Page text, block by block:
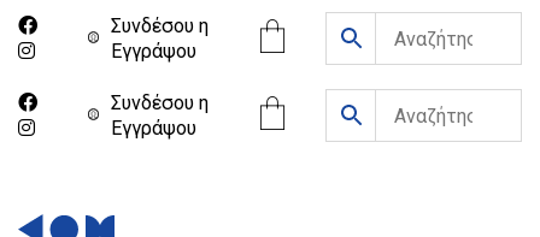
Συνδέσου η
Eγγράψου
Συνδέσου η
Eγγράψου